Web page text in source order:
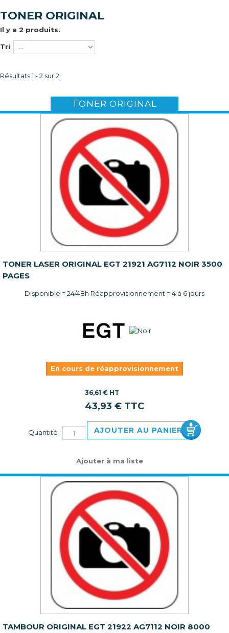
TONER ORIGINAL
Il y a 2 produits.
Tri
Résultats 1 - 2 sur 2.
TONER ORIGINAL
TONER LASER ORIGINAL EGT 21921 AG7112 NOIR 3500
PAGES
Disponible = 24/48h Réapprovisionnement = 4 à 6 jours
En cours de réapprovisionnement
36,61 € HT
43,93 € TTC
Quantité : AJOUTER AU PANIER
Ajouter à ma liste
TAMBOUR ORIGINAL EGT 21922 AG7112 NOIR 8000